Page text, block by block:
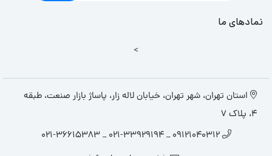
نمادهای ما
>
استان تهران، شهر تهران، خیابان لاله زار، پاساژ بازار صنعت، طبقه
4، پلاک 7
09121040312 _ 021-33929194 _ 021-36615383